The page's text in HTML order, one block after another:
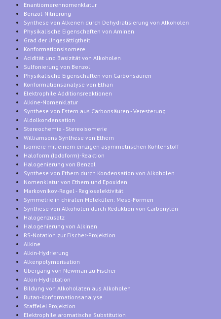
Enantiomerennomenklatur
Benzol-Nitrierung
Synthese von Alkenen durch Dehydratisierung von Alkoholen
Physikalische Eigenschaften von Aminen
Grad der Ungesättigtheit
Konformationsisomere
Acidität und Basizität von Alkoholen
Sulfonierung von Benzol
Physikalische Eigenschaften von Carbonsäuren
Konformationsanalyse von Ethan
Elektrophile Additionsreaktionen
Alkine-Nomenklatur
Synthese von Estern aus Carbonsäuren - Veresterung
Aldolkondensation
Stereochemie - Stereoisomerie
Williamsons Synthese von Ethern
Isomere mit einem einzigen asymmetrischen Kohlenstoff
Haloform (Iodoform)-Reaktion
Halogenierung von Benzol
Synthese von Ethern durch Kondensation von Alkoholen
Nomenklatur von Ethern und Epoxiden
Markovnikov-Regel - Regioselektivität
Symmetrie in chiralen Molekülen: Meso-Formen
Synthese von Alkoholen durch Reduktion von Carbonylen
Halogenzusatz
Halogenierung von Alkinen
RS-Notation zur Fischer-Projektion
Alkine
Alkin-Hydrierung
Alkenpolymerisation
Übergang von Newman zu Fischer
Alkin-Hydratation
Bildung von Alkoholaten aus Alkoholen
Butan-Konformationsanalyse
Staffelei Projektion
Elektrophile aromatische Substitution